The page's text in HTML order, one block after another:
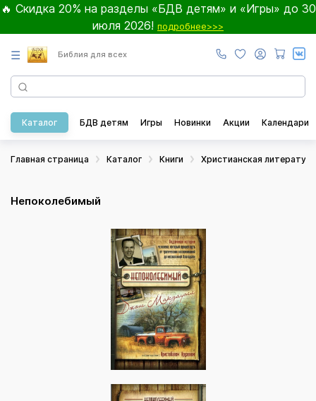
🔥 Скидка 20% на разделы «БДВ детям» и «Игры» до 30
июля 2026! подробнее>>>
☰ Библия для всех
Каталог БДВ детям Игры Новинки Акции Календари
Главная страница Каталог Книги Христианская литература
Непоколебимый